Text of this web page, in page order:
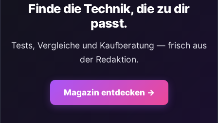
Finde die Technik, die zu dir
passt.
Tests, Vergleiche und Kaufberatung — frisch aus
der Redaktion.
Magazin entdecken →